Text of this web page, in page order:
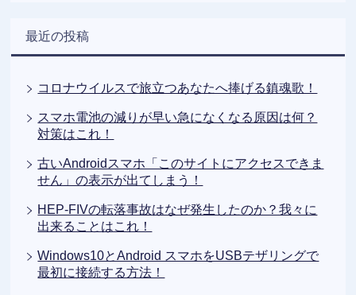
最近の投稿
コロナウイルスで旅立つあなたへ捧げる鎮魂歌！
スマホ電池の減りが早い急になくなる原因は何？
対策はこれ！
古いAndroidスマホ「このサイトにアクセスできま
せん」の表示が出てしまう！
HEP-FIVの転落事故はなぜ発生したのか？我々に
出来ることはこれ！
Windows10とAndroid スマホをUSBテザリングで
最初に接続する方法！